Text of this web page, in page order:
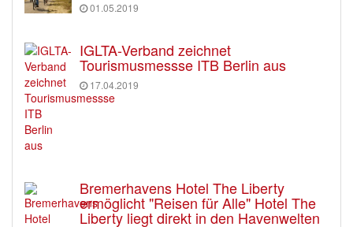
01.05.2019
IGLTA-Verband zeichnet
Tourismusmessse ITB Berlin aus
17.04.2019
Bremerhavens Hotel The Liberty
ermöglicht "Reisen für Alle" Hotel The
Liberty liegt direkt in den Havenwelten